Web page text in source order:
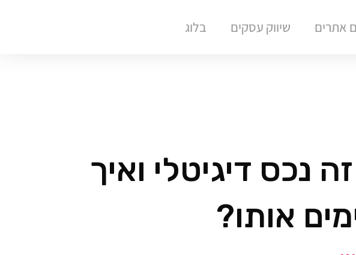
אתרים שיווק עסקים בלוג
נכס דיגיטלי ואיך
אותו?